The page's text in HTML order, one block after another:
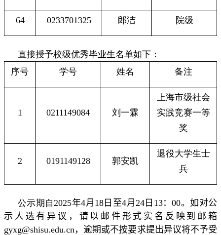
64 0233701325 郎洁 院级
直接授予校级优秀毕业生名单如下：
序号
学号 姓名 备注
1 0211149084 刘一霖
上海市级社会
实践竞赛一等
奖
2 0191149128 郭安凯
退役大学生士
兵
公示期自 2025年4月 18日至4月 24日 13：00。如对公
示人选有异议，请以邮件形式实名反映到邮箱
gyxg@shisu.edu.cn ，逾期或不按要求提出异议将不予受